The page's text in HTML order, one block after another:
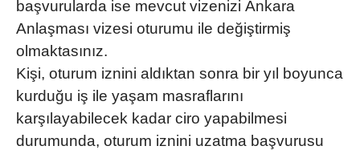
başvurularda ise mevcut vizenizi Ankara
Anlaşması vizesi oturumu ile değiştirmiş
olmaktasınız.
Kişi, oturum iznini aldıktan sonra bir yıl boyunca
kurduğu iş ile yaşam masraflarını
karşılayabilecek kadar ciro yapabilmesi
durumunda, oturum iznini uzatma başvurusu